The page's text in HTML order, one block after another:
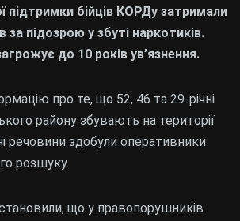
підтримки бійців КОРДу затримали
за підозрою у збуті наркотиків.
до 10 років ув’язнення.
про те, що 52, 46 та 29-річні
району збувають на території
речовини здобули оперативники
розшуку.
що у правопорушників